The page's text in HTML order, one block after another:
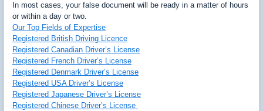
In most cases, your false document will be ready in a matter of hours
or within a day or two.
Our Top Fields of Expertise
Registered British Driving Licence
Registered Canadian Driver’s License
Registered French Driver’s License
Registered Denmark Driver’s License
Registered USA Driver’s License
Registered Japanese Driver’s License
Registered Chinese Driver’s License